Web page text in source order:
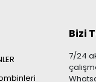
Bizi
7/24